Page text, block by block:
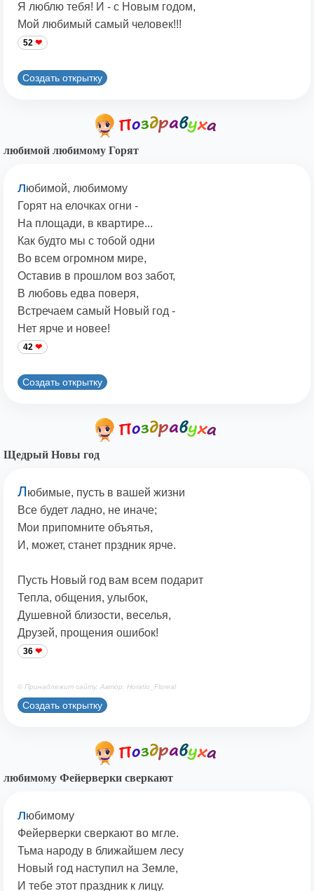
Я люблю тебя! И - с Новым годом,
Мой любимый самый человек!!!
52
Создать открытку
любимой любимому Горят
любимой, любимому
Горят на елочках огни -
На площади, в квартире...
Как будто мы с тобой одни
Во всем огромном мире,
Оставив в прошлом воз забот,
В любовь едва поверя,
Встречаем самый Новый год -
Нет ярче и новее!
42
Создать открытку
Щедрый Новы год
Любимые, пусть в вашей жизни
Все будет ладно, не иначе;
Мои припомните объятья,
И, может, станет прздник ярче.
Пусть Новый год вам всем подарит
Тепла, общения, улыбок,
Душевной близости, веселья,
Друзей, прощения ошибок!
36
© Принадлежит сайту. Автор: Horatio_Floreal
Создать открытку
любимому Фейерверки сверкают
любимому
Фейерверки сверкают во мгле.
Тьма народу в ближайшем лесу
Новый год наступил на Земле,
И тебе этот праздник к лицу.